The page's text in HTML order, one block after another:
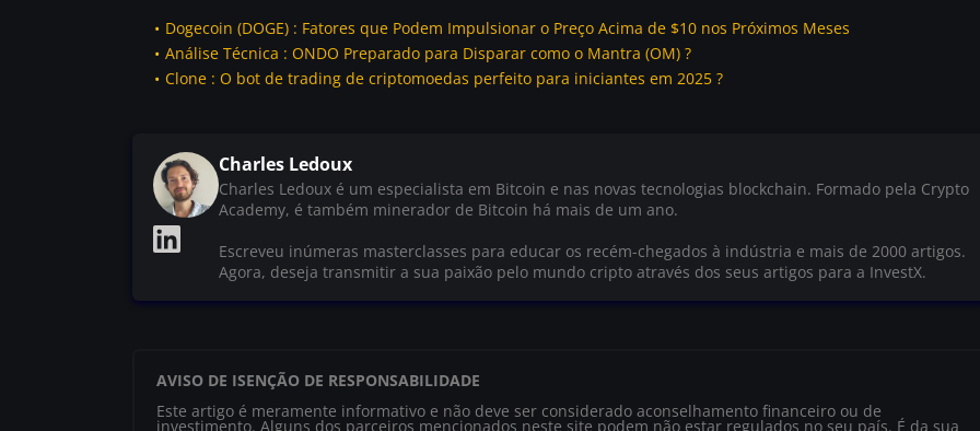
Dogecoin (DOGE) : Fatores que Podem Impulsionar o Preço Acima de $10 nos Próximos Meses
Análise Técnica : ONDO Preparado para Disparar como o Mantra (OM) ?
Clone : O bot de trading de criptomoedas perfeito para iniciantes em 2025 ?
Charles Ledoux
Charles Ledoux é um especialista em Bitcoin e nas novas tecnologias blockchain. Formado pela Crypto
Academy, é também minerador de Bitcoin há mais de um ano.
Escreveu inúmeras masterclasses para educar os recém-chegados à indústria e mais de 2000 artigos.
Agora, deseja transmitir a sua paixão pelo mundo cripto através dos seus artigos para a InvestX.
AVISO DE ISENÇÃO DE RESPONSABILIDADE
Este artigo é meramente informativo e não deve ser considerado aconselhamento financeiro ou de
investimento. Alguns dos parceiros mencionados neste site podem não estar regulados no seu país. É da sua